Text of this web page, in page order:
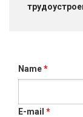
Name*
E-mail *